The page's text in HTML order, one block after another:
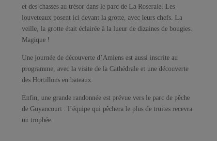
et des chasses au trésor dans le parc de La Roseraie. Les
louveteaux posent ici devant la grotte, avec leurs chefs. La
veille, la grotte était éclairée à la lueur de dizaines de bougies.
Magique !
Une journée de découverte d’Amiens est aussi inscrite au
programme, avec la visite de la Cathédrale et une découverte
des Hortillons en bateaux.
Enfin, une grande randonnée est prévue vers le parc de pêche
de Guyancourt : l’équipe qui pêchera le plus de truites recevra
un trophée.